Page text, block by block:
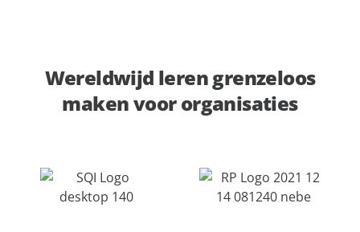
Wereldwijd leren grenzeloos
maken voor organisaties